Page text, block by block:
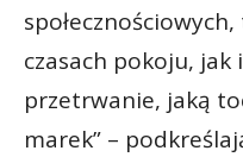
czasach pokoju, jak
przetrwanie, jaką
marek” –